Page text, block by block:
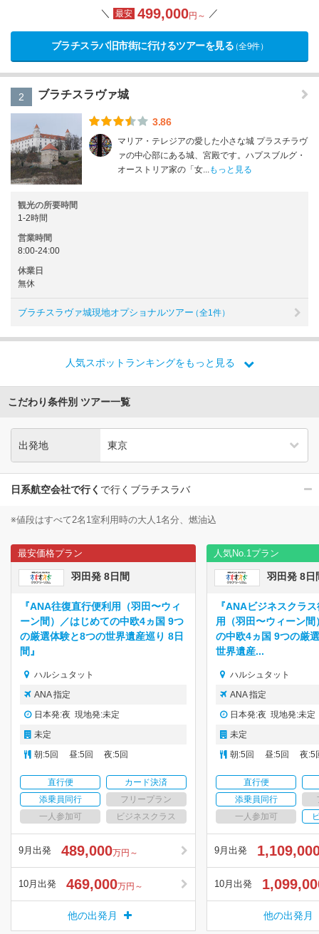
＼ 最安 499,000円～ ／
ブラチスラバ旧市街に行けるツアーを見る（全9件）
2 ブラチスラヴァ城
3.86
マリア・テレジアの愛した小さな城 プラスチラヴ
ァの中心部にある城、宮殿です。ハプスブルグ・
オーストリア家の「女...もっと見る
観光の所要時間
1-2時間
営業時間
8:00-24:00
休業日
無休
ブラチスラヴァ城現地オプショナルツアー（全1件）
人気スポットランキングをもっと見る
こだわり条件別 ツアー一覧
出発地
日系航空会社で行く で行くブラチスラバ
※値段はすべて2名1室利用時の大人1名分、燃油込
最安価格プラン
羽田発 8日間
『ANA往復直行便利用（羽田〜ウィ
ーン間）／はじめての中欧4ヵ国 9つ
の厳選体験と8つの世界遺産巡り 8日
間』
ハルシュタット
ANA 指定
日本発:夜 現地発:未定
未定
朝:5回 昼:5回 夜:5回
直行便
カード決済
添乗員同行
フリープラン
一人参加可
ビジネスクラス
9月出発 489,000万円～
10月出発 469,000万円～
他の出発月
人気No.1プラン
羽田発 8日
『ANAビジネスクラ
用（羽田〜ウィーン間
の中欧4ヵ国 9つの厳
世界遺産...
ハルシュタット
ANA 指定
日本発:夜 現地発:未定
未定
朝:5回 昼:5回 夜:5
直行便
添乗員同行
一人参加可
9月出発
10月出発
他の出発月